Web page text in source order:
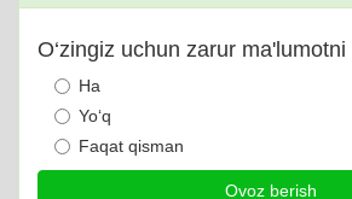
O‘zingiz uchun zarur
Ha
Yo‘q
Faqat qisman